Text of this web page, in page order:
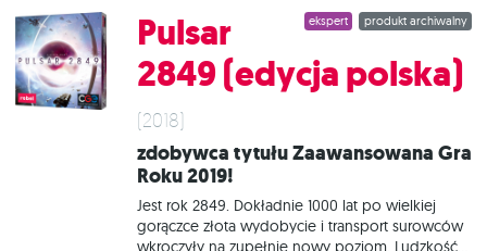
skrawki z dostępnej puli, mając na uwadze koszt
każdego z nich w guzikach i czasie. Za pomocą
pozyskanych elementów spróbujemy jak
najefektywniej zająć miejsce na naszych
planszach. Edycja Polski folklor ma identyczne
zasady jak klasyczny Patchwork. Wyróżnia ją szata
graficzna, obejmująca 33 różne rodzaje wzorów,
inspirowane haftem ludowym z różnych
regionów Polski. Na czym to polega? Przed
rozpoczęciem rozgrywki
produkt archiwalny
ekspert
Pulsar
2849 (edycja polska)
(2018)
Zdobywca tytułu Zaawansowana Gra
Roku 2019!
Jest rok 2849. Dokładnie 1000 lat po wielkiej
gorączce złota wydobycie i transport surowców
wkroczyły na zupełnie nowy poziom. Ludzkość